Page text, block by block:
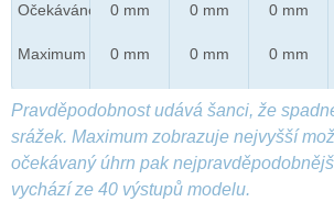
Očekáváno
Maximum
0 mm
0 mm
0 mm
0 mm
0 mm
0 mm
Pravděpodobnost udává šanci, že
srážek. Maximum zobrazuje nejvyšší
očekávaný úhrn pak
vychází ze 40 výstupů modelu.